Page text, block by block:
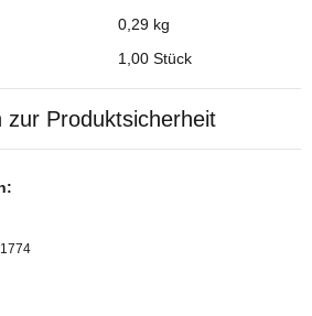
0,29 kg
1,00 Stück
zur Produktsicherheit